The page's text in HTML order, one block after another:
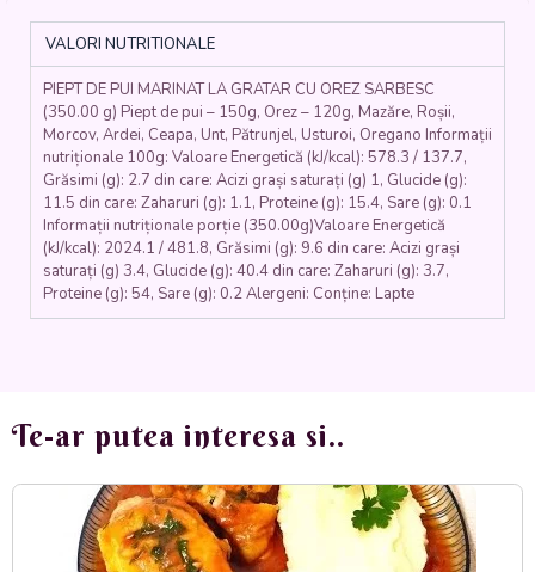
SÂRBESC
orez,
ceapa
ardei,
morcovi,
boia,
usturoi,
mazare,
rosii)
350
VALORI NUTRITIONALE
PIEPT DE PUI MARINAT LA GRATAR CU OREZ SARBESC
(350.00 g) Piept de pui – 150g, Orez – 120g, Mazăre, Roșii,
Morcov, Ardei, Ceapa, Unt, Pătrunjel, Usturoi, Oregano Informații
nutriționale 100g: Valoare Energetică (kJ/kcal): 578.3 / 137.7,
Grăsimi (g): 2.7 din care: Acizi grași saturați (g) 1, Glucide (g):
11.5 din care: Zaharuri (g): 1.1, Proteine (g): 15.4, Sare (g): 0.1
Informații nutriționale porție (350.00g)Valoare Energetică
(kJ/kcal): 2024.1 / 481.8, Grăsimi (g): 9.6 din care: Acizi grași
saturați (g) 3.4, Glucide (g): 40.4 din care: Zaharuri (g): 3.7,
Proteine (g): 54, Sare (g): 0.2 Alergeni: Conține: Lapte
Te-ar putea interesa si..